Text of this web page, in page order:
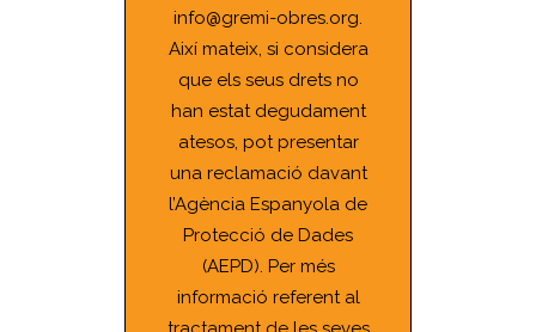
info@gremi-obres.org.
Així mateix, si considera
que els seus drets no
han estat degudament
atesos, pot presentar
una reclamació davant
l’Agència Espanyola de
Protecció de Dades
(AEPD). Per més
informació referent al